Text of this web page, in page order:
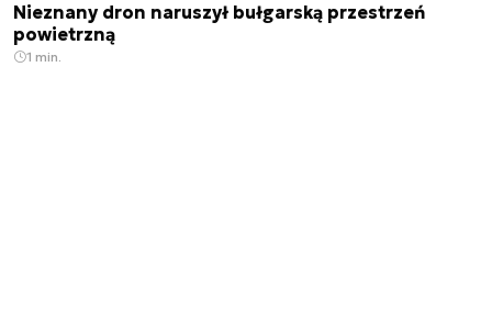
Nieznany dron naruszył bułgarską przestrzeń
powietrzną
1 min.